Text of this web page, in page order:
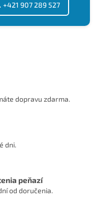
+421 907 289 527
dopravu zdarma.
dni.
peňazí
od doručenia.